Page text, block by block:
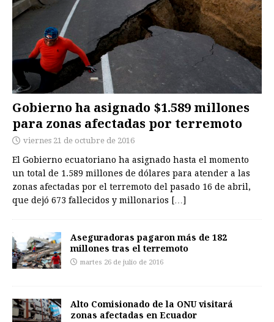
Gobierno ha asignado $1.589 millones
para zonas afectadas por terremoto
viernes 21 de octubre de 2016
El Gobierno ecuatoriano ha asignado hasta el momento
un total de 1.589 millones de dólares para atender a las
zonas afectadas por el terremoto del pasado 16 de abril,
que dejó 673 fallecidos y millonarios […]
Aseguradoras pagaron más de 182
millones tras el terremoto
martes 26 de julio de 2016
Alto Comisionado de la ONU visitará
zonas afectadas en Ecuador